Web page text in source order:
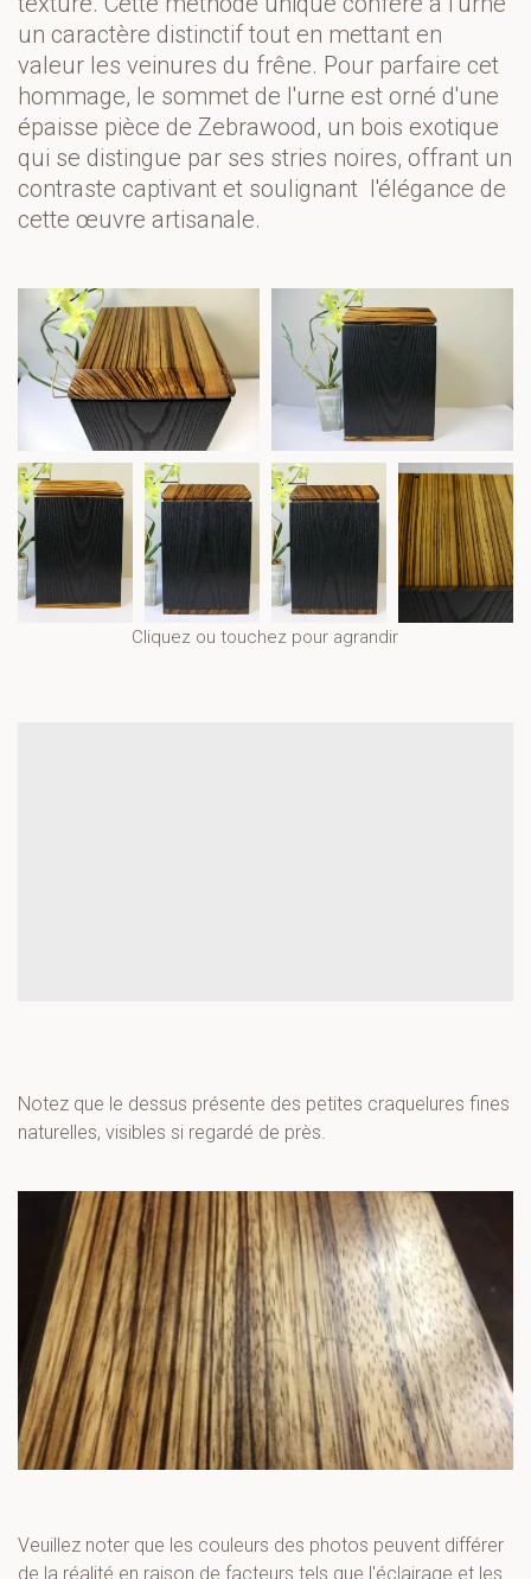
un caractère distinctif tout en mettant en
valeur les veinures du frêne. Pour parfaire cet
hommage, le sommet de l'urne est orné d'une
épaisse pièce de Zebrawood, un bois exotique
qui se distingue par ses stries noires, offrant un
contraste captivant et soulignant  l'élégance de
cette œuvre artisanale.
Cliquez ou touchez pour agrandir
Notez que le dessus présente des petites craquelures fines
naturelles, visibles si regardé de près.
Veuillez noter que les couleurs des photos peuvent différer
de la réalité en raison de facteurs tels que l'éclairage et les